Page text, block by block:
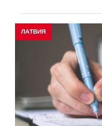
ЛАТВИЯ